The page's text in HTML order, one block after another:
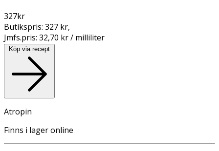
327kr
Butikspris: 327 kr,
Jmfs.pris: 32,70 kr / milliliter
Köp via recept
Atropin
Finns i lager online